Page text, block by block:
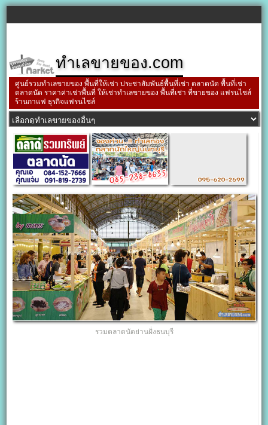
ทำเลขายของ.com
ศูนย์รวมทำเลขายของ พื้นที่ให้เช่า ประชาสัมพันธ์พื้นที่เช่า ตลาดนัด พื้นที่เช่า
ตลาดนัด ราคาค่าเช่าพื้นที่ ให้เช่าทำเลขายของ พื้นที่เช่า ที่ขายของ แฟรนไชส์
ร้านกาแฟ ธุรกิจแฟรนไชส์
รวมตลาดนัดย่านฝั่งธนบุรี